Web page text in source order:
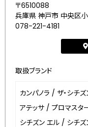
〒6510088
兵庫県 神戸市 中央区
078-221-4181
取扱ブランド
カンパノラ / ザ・シチズ
アテッサ / プロマスタ
シチズン エル / シチズ